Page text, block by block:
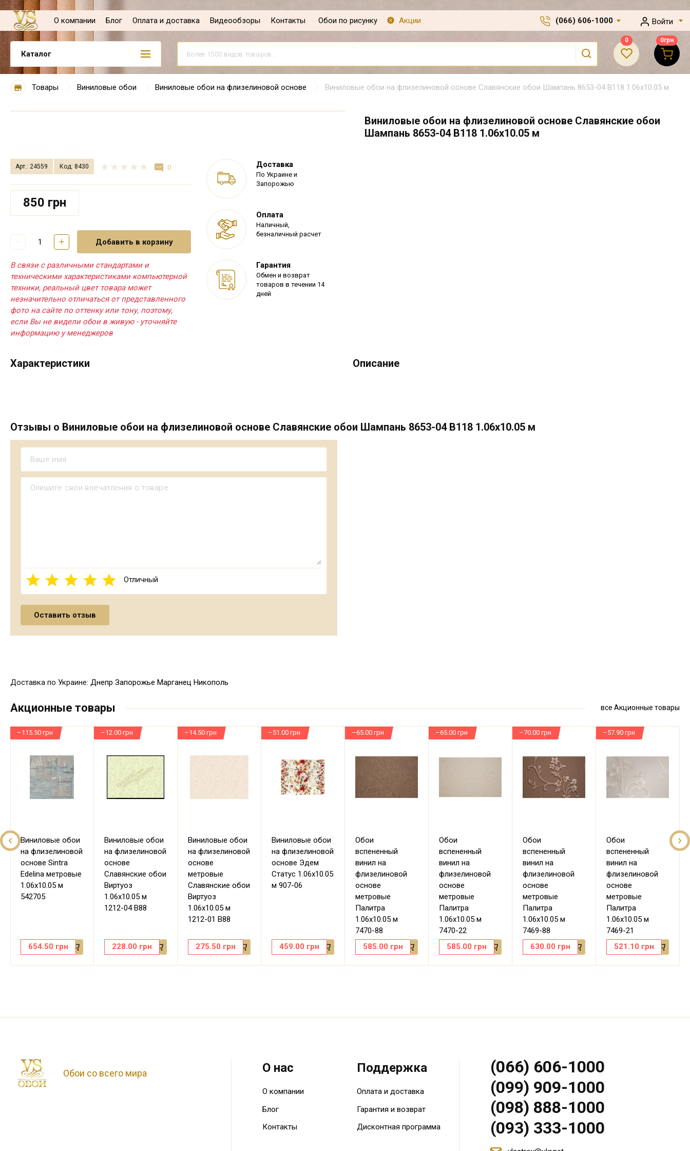
О компании Блог Оплата и доставка Видеообзоры Контакты Обои по рисунку Акции (066) 606-1000 Войти
Каталог
0 0грн
Товары Виниловые обои Виниловые обои на флизелиновой основе Виниловые обои на флизелиновой основе Славянские обои Шампань 8653-04 В118 1.06х10.05 м
Виниловые обои на флизелиновой основе Славянские обои
Шампань 8653-04 В118 1.06х10.05 м
Арт.: 24559 Код: 8430 0
850 грн
Добавить в корзину
В связи с различными стандартами и
техническими характеристиками компьютерной
техники, реальный цвет товара может
незначительно отличаться от представленного
фото на сайте по оттенку или тону, поэтому,
если Вы не видели обои в живую - уточняйте
информацию у менеджеров
Доставка
По Украине и
Запорожью
Оплата
Наличный,
безналичный расчет
Гарантия
Обмен и возврат
товаров в течении 14
дней
Характеристики Описание
Отзывы о Виниловые обои на флизелиновой основе Славянские обои Шампань 8653-04 В118 1.06х10.05 м
Отличный
Доставка по Украине: Днепр Запорожье Марганец Никополь
Акционные товары все Акционные товары
Виниловые обои
на флизелиновой
основе Sintra
Edelina метровые
1.06х10.05 м
542705
654.50 грн
–115.50 грн
Виниловые обои
на флизелиновой
основе
Славянские обои
Виртуоз
1.06х10.05 м
1212-04 В88
228.00 грн
–12.00 грн
Виниловые обои
на флизелиновой
основе
метровые
Славянские обои
Виртуоз
1.06х10.05 м
1212-01 В88
275.50 грн
–14.50 грн
Виниловые обои
на флизелиновой
основе Эдем
Статус 1.06х10.05
м 907-06
459.00 грн
–51.00 грн
Обои
вспененный
винил на
флизелиновой
основе
метровые
Палитра
1.06х10.05 м
7470-88
585.00 грн
–65.00 грн
Обои
вспененный
винил на
флизелиновой
основе
метровые
Палитра
1.06х10.05 м
7470-22
585.00 грн
–65.00 грн
Обои
вспененный
винил на
флизелиновой
основе
метровые
Палитра
1.06х10.05 м
7469-88
630.00 грн
–70.00 грн
Обои
вспененный
винил на
флизелиновой
основе
метровые
Палитра
1.06х10.05 м
7469-21
521.10 грн
–57.90 грн
Обои со всего мира О нас
О компании
Блог
Контакты
Поддержка
Оплата и доставка
Гарантия и возврат
Дисконтная программа
(066) 606-1000
(099) 909-1000
(098) 888-1000
(093) 333-1000